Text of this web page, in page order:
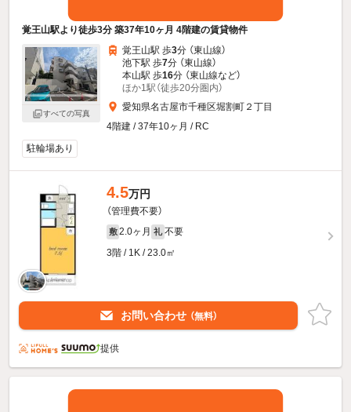
覚王山駅より徒歩3分 築37年10ヶ月 4階建の賃貸物件
すべての写真
覚王山駅 歩3分 （東山線）
池下駅 歩7分 （東山線）
本山駅 歩16分 （東山線など）
ほか1駅（徒歩20分圏内）
愛知県名古屋市千種区堀割町２丁目
4階建 / 37年10ヶ月 / RC
駐輪場あり
4.5万円
（管理費不要）
敷 2.0ヶ月 礼 不要
3階 / 1K / 23.0㎡
お問い合わせ （無料）
提供